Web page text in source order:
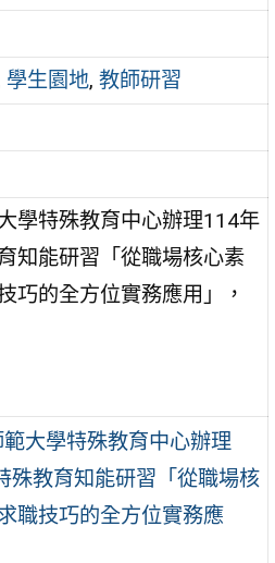
學生園地,教師研習
學特殊教育中心辦理114年
知能研習「從職場核心素
巧的全方位實務應用」，
大學特殊教育中心辦理
殊教育知能研習「從職場核
職技巧的全方位實務應